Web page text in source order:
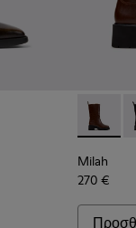
- Καφέ δερμάτινα
001 Milah -
Milah
270 €